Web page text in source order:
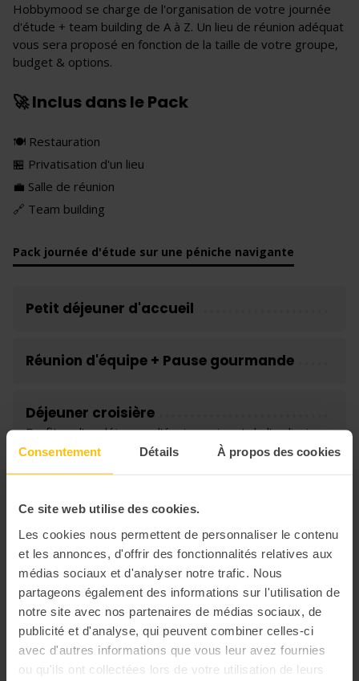
Consentement Détails À propos des cookies
Ce site web utilise des cookies.
Les cookies nous permettent de personnaliser le contenu
et les annonces, d'offrir des fonctionnalités relatives aux
médias sociaux et d'analyser notre trafic. Nous
partageons également des informations sur l'utilisation de
notre site avec nos partenaires de médias sociaux, de
publicité et d'analyse, qui peuvent combiner celles-ci
avec d'autres informations que vous leur avez fournies
ou qu'ils ont collectées lors de votre utilisation de leurs
Hobbymood se charge de l'organisation de votre journée
d'étude + team building de A à Z. Un lieu de réunion adéquat
vous sera proposé en fonction de la taille de votre groupe,
budget & options.
🚀 Inclus dans le Pack
🍽 Restauration
🏪 Privatisation d'un lieu
💼 Salle de réunion
🔗 Team building
Pack journée d'étude sur une péniche navigante
Petit déjeuner d'accueil
Réunion d'équipe + Pause gourmande
Déjeuner croisière
Profitez d'un déjeuner d'équipe qui sort de l'ordinaire,
et partagez un repas sur l'eau avec vue sur la Seine.
Activité de cohésion
de votre choix (murder party, escape game, activité de
construction...)
Débrief de la journée et départ
0 avis Soumettre un avis